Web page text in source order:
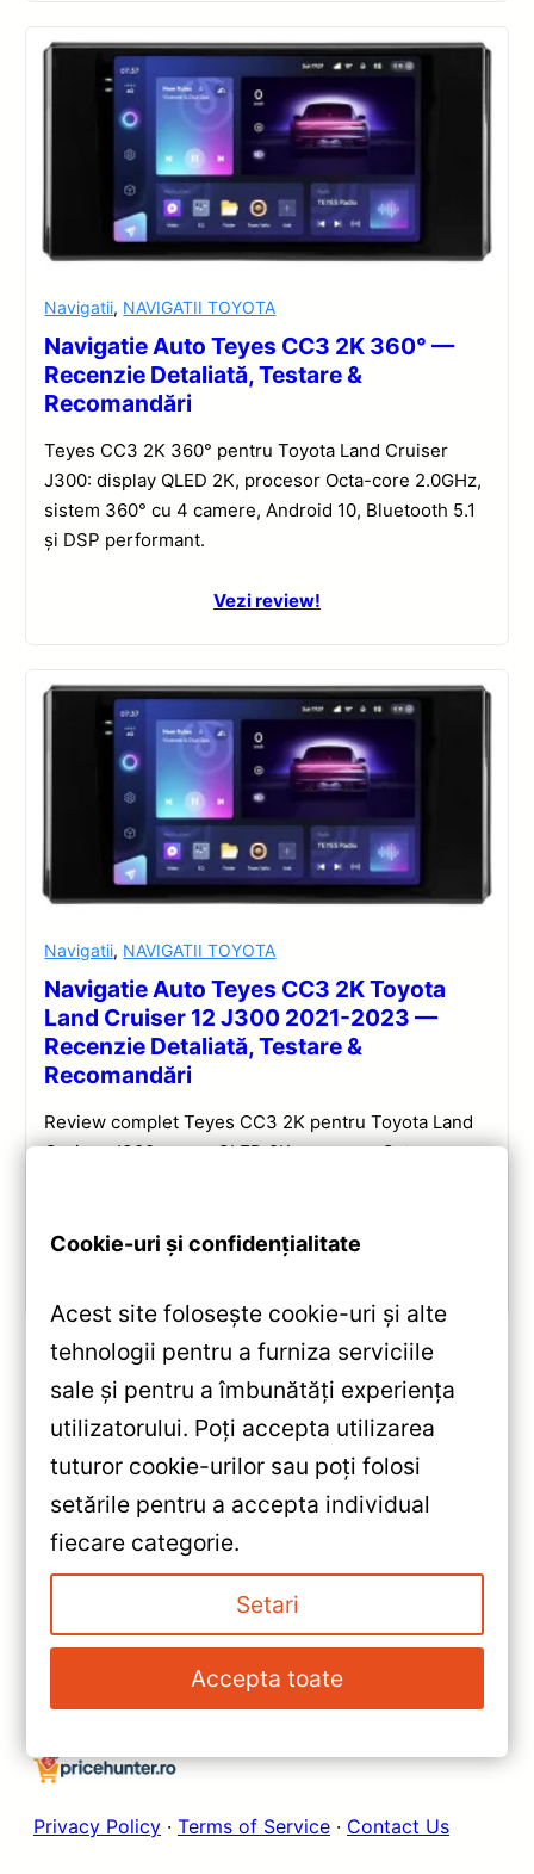
Navigatii, NAVIGATII TOYOTA
Navigatie Auto Teyes CC3 2K 360° —
Recenzie Detaliată, Testare &
Recomandări
Teyes CC3 2K 360° pentru Toyota Land Cruiser
J300: display QLED 2K, procesor Octa-core 2.0GHz,
sistem 360° cu 4 camere, Android 10, Bluetooth 5.1
și DSP performant.
Vezi review!
Navigatii, NAVIGATII TOYOTA
Navigatie Auto Teyes CC3 2K Toyota
Land Cruiser 12 J300 2021-2023 —
Recenzie Detaliată, Testare &
Recomandări
Review complet Teyes CC3 2K pentru Toyota Land
Cruiser J300: ecran QLED 2K, procesor Octa-core
«Teyes CC2 Plus Ford Edge
2007–2014 4+32GB 10.2″ QLED
— Recenzie Detaliată, Testare &
Recomandări
Navigație Auto Teyes CC2 Plus
Ford Edge (2007-2014) —
6+128GB, QLED 10.2″ —
Caracteristici, Păreri & Preț
Actualizat
Privacy Policy · Terms of Service · Contact Us
Cookie-uri și confidențialitate
Acest site folosește cookie-uri și alte
tehnologii pentru a furniza serviciile
sale și pentru a îmbunătăți experiența
utilizatorului. Poți accepta utilizarea
tuturor cookie-urilor sau poți folosi
setările pentru a accepta individual
fiecare categorie.
Setari
Accepta toate